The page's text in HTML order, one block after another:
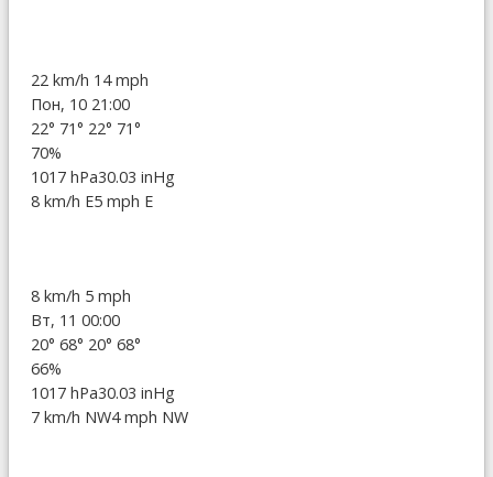
22 km/h 14 mph
Пон, 10 21:00
22° 71° 22° 71°
70%
1017 hPa30.03 inHg
8 km/h E5 mph E
8 km/h 5 mph
Вт, 11 00:00
20° 68° 20° 68°
66%
1017 hPa30.03 inHg
7 km/h NW4 mph NW